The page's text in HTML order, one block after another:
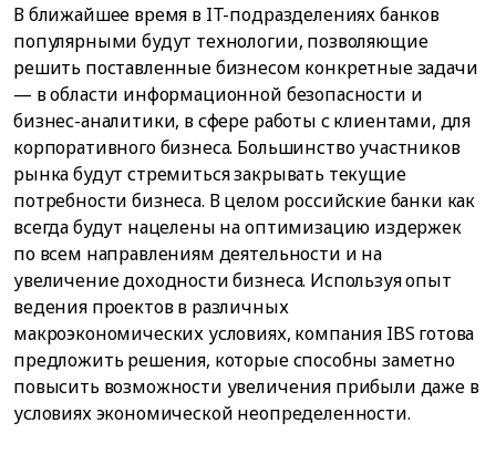
В ближайшее время в IT-подразделениях банков
популярными будут технологии, позволяющие
решить поставленные бизнесом конкретные задачи
— в области информационной безопасности и
бизнес-аналитики, в сфере работы с клиентами, для
корпоративного бизнеса. Большинство участников
рынка будут стремиться закрывать текущие
потребности бизнеса. В целом российские банки как
всегда будут нацелены на оптимизацию издержек
по всем направлениям деятельности и на
увеличение доходности бизнеса. Используя опыт
ведения проектов в различных
макроэкономических условиях, компания IBS готова
предложить решения, которые способны заметно
повысить возможности увеличения прибыли даже в
условиях экономической неопределенности.